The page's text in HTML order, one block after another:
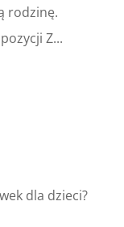
rodzinę.
Z...
dla dzieci?